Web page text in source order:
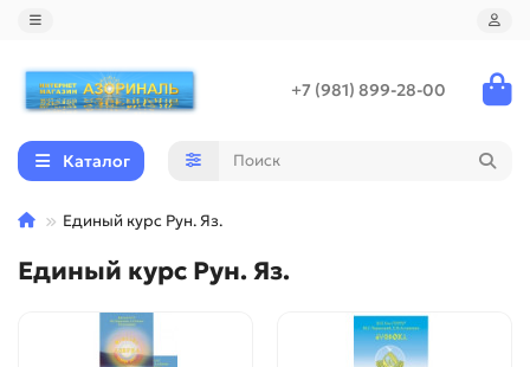
+7 (981) 899-28-00
Каталог
Единый курс Рун. Яз.
Единый курс Рун. Яз.